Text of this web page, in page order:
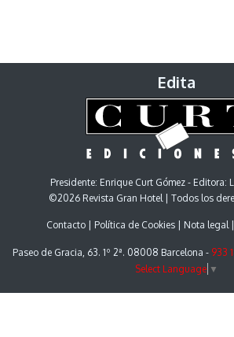
Edita
Presidente: Enrique Curt Gómez - Editora:
©2026 Revista Gran Hotel | Todos los
Contacto Política de Cookies Nota legal
Paseo de Gracia, 63. 1º 2ª. 08008 Barcelona - 933
Select Language ▼